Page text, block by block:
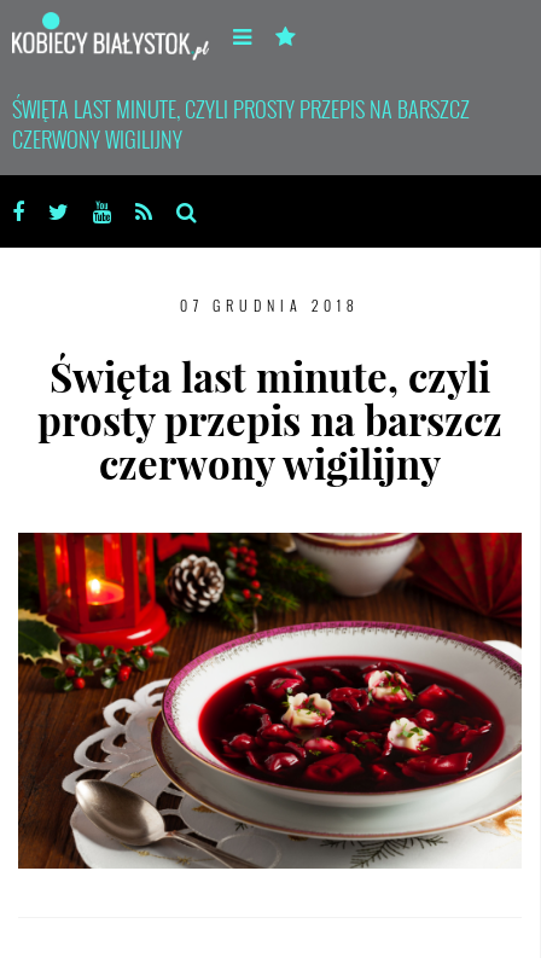
ŚWIĘTA LAST MINUTE, CZYLI PROSTY PRZEPIS NA BARSZCZ
CZERWONY WIGILIJNY
07 GRUDNIA 2018
Święta last minute, czyli
prosty przepis na barszcz
czerwony wigilijny